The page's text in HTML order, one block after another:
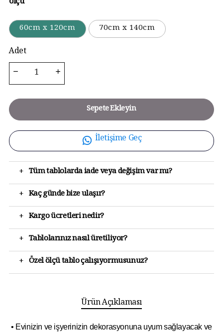
60cm x 120cm 70cm x 140cm
Adet
Sepete Ekleyin
İletişime Geç
+ Tüm tablolarda iade veya değişim var mı?
+ Kaç günde bize ulaşır?
+ Kargo ücretleri nedir?
+ Tablolarınız nasıl üretiliyor?
+ Özel ölçü tablo çalışıyormusunuz?
Ürün Açıklaması
• Evinizin ve işyerinizin dekorasyonuna uyum sağlayacak ve